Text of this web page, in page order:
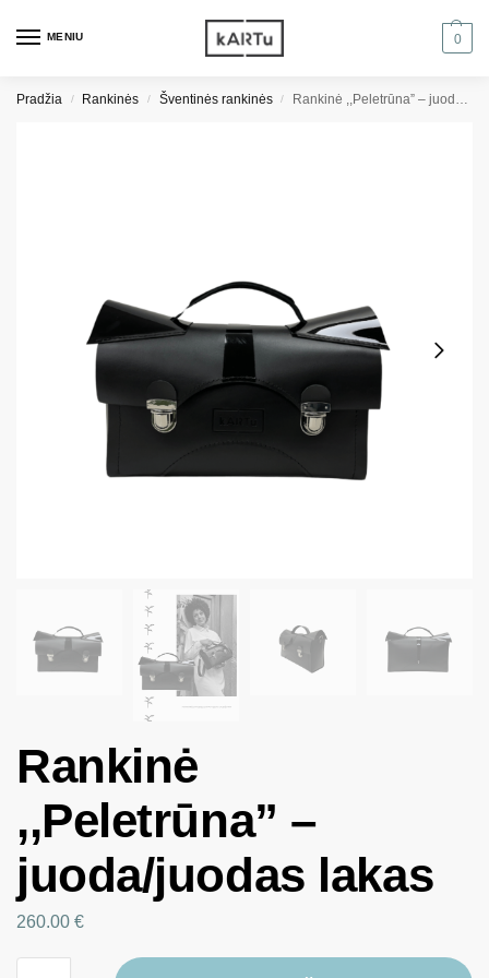
MENIU 0
Pradžia / Rankinės / Šventinės rankinės / Rankinė ,,Peletrūna” – juoda/juodas lakas
Rankinė
,,Peletrūna” –
juoda/juodas lakas
260.00 €